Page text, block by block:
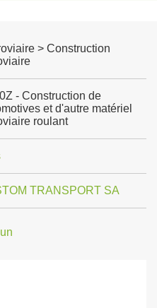
> Construction
- Construction de
et d'autre matériel
roulant
TRANSPORT SA